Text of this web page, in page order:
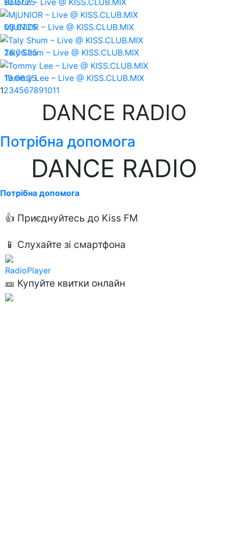
03.07.25
MjUNIOR – Live @ KISS.CLUB.MIX
26.06.25
Taly Shum – Live @ KISS.CLUB.MIX
19.06.25
Tommy Lee – Live @ KISS.CLUB.MIX
1234567891011
DANCE RADIO
Потрібна допомога
DANCE RADIO
Потрібна допомога
👍 Приєднуйтесь до Kiss FM
📱 Слухайте зі смартфона
RadioPlayer
🎫 Купуйте квитки онлайн